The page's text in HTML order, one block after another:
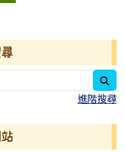
進階搜尋